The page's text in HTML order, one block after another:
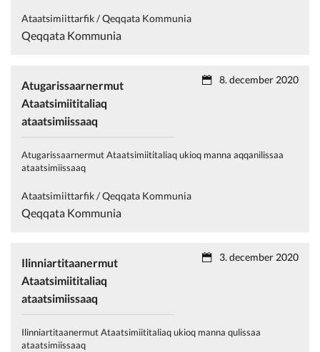
Ataatsimiittarfik / Qeqqata Kommunia
Qeqqata Kommunia
Atugarissaarnermut
Ataatsimiititaliaq
ataatsimiissaaq
Atugarissaarnermut Ataatsimiititaliaq ukioq manna aqqanilissaa
ataatsimiissaaq
8. december 2020
Ataatsimiittarfik / Qeqqata Kommunia
Qeqqata Kommunia
Ilinniartitaanermut
Ataatsimiititaliaq
ataatsimiissaaq
Ilinniartitaanermut Ataatsimiititaliaq ukioq manna qulissaa
ataatsimiissaaq
3. december 2020